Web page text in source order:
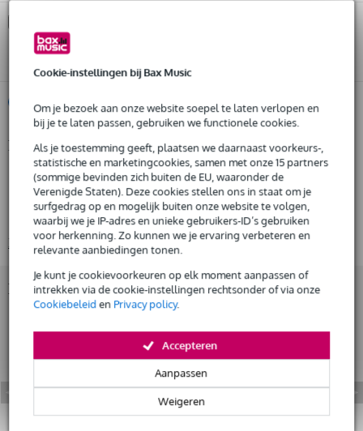
Cookie-instellingen bij Bax Music
Om je bezoek aan onze website soepel te laten verlopen en
bij je te laten passen, gebruiken we functionele cookies.
Als je toestemming geeft, plaatsen we daarnaast voorkeurs-,
statistische en marketingcookies, samen met onze 15 partners
(sommige bevinden zich buiten de EU, waaronder de
Verenigde Staten). Deze cookies stellen ons in staat om je
surfgedrag op en mogelijk buiten onze website te volgen,
waarbij we je IP-adres en unieke gebruikers-ID’s gebruiken
voor herkenning. Zo kunnen we je ervaring verbeteren en
relevante aanbiedingen tonen.
Je kunt je cookievoorkeuren op elk moment aanpassen of
intrekken via de cookie-instellingen rechtsonder of via onze
Cookiebeleiden Privacy policy.
Weigeren
Aanpassen
Accepteren
voordelen
€ 94,95 eenmalig
Huur dit product
Huur dit product al vanaf 136 euro per maand
Huur meerdere producten tegelijk: min. € 300,- en max.
€ 2.500,-
Gratisthuisbezorgd of op te halen in de winkel
Al na 4 maanden maandelijks opzegbaar
De mogelijkheid om je product(en) met korting te kopen
Snelle vervanging door Bax Music bij een defect
Huur dit product
Productinformatie
aantal producten: 1
producten inbegrepen: 1 wandgemonteerde wormwiel-lier
materiaal: gietijzer
Bekijk alle productspecificaties
Bekijk ook eens (2)